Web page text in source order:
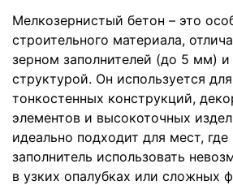
Мелкозернистый бетон – это
строительного материала,
зерном заполнителей (до 5 мм)
структурой. Он используется
тонкостенных конструкций,
элементов и высокоточных
идеально подходит для мест,
заполнитель использовать
в узких опалубках или сложных